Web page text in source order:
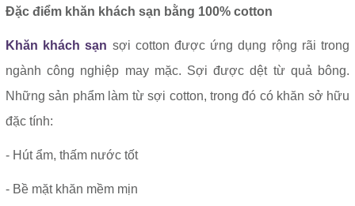
Đặc điểm khăn khách sạn bằng 100% cotton
Khăn khách sạn sợi cotton được ứng dụng rộng rãi trong
ngành công nghiệp may mặc. Sợi được dệt từ quả bông.
Những sản phẩm làm từ sợi cotton, trong đó có khăn sở hữu
đặc tính:
- Hút ẩm, thấm nước tốt
- Bề mặt khăn mềm mịn